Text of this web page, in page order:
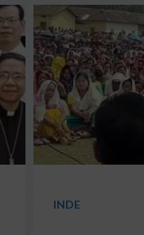
INDE